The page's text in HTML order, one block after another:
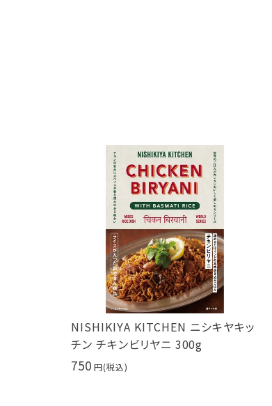
NISHIKIYA KITCHEN ニシキヤキッ
チン チキンビリヤニ 300g
750